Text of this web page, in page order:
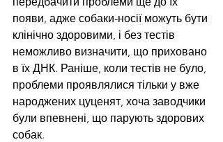
появи, адже собаки-носії можуть бути
клінічно здоровими, і без тестів
неможливо визначити, що приховано
в їх ДНК. Раніше, коли тестів не було,
проблеми проявлялися тільки у вже
народжених цуценят, хоча заводчики
були впевнені, що парують здорових
собак.